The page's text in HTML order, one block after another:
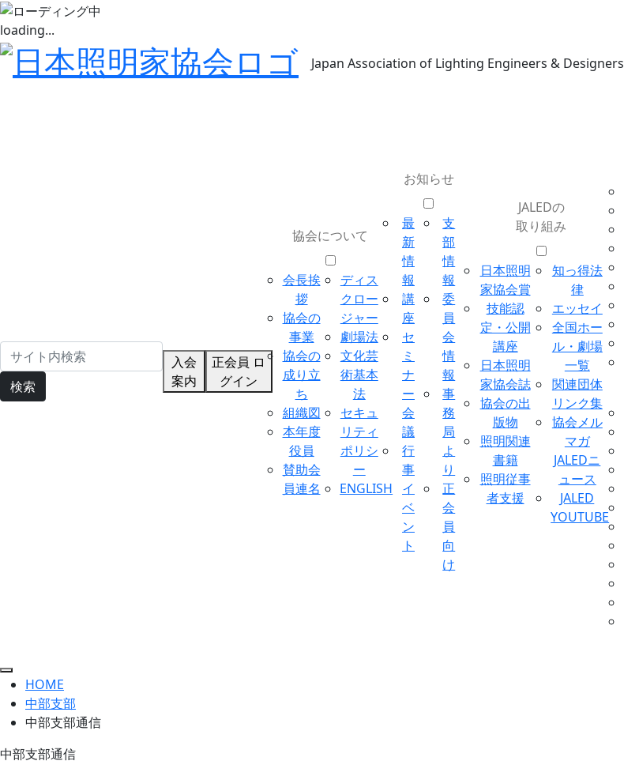
loading...
Japan Association of Lighting Engineers & Designers
検索
入会
案内
正会員 ロ
グイン
協会について
会長挨
拶
協会の
事業
協会の
成り立
ち
組織図
本年度
役員
賛助会
員連名
ディス
クロー
ジャー
劇場法
文化芸
術基本
法
セキュ
リティ
ポリシ
ー
ENGLISH
お知らせ
最
新
情
報
講
座
セ
ミ
ナ
ー
会
議
行
事
イ
ベ
ン
ト
支
部
情
報
委
員
会
情
報
事
務
局
よ
り
正
会
員
向
け
JALEDの
取り組み
日本照明
家協会賞
技能認
定・公開
講座
日本照明
家協会誌
協会の出
版物
照明関連
書籍
照明従事
者支援
知っ得法
律
エッセイ
全国ホー
ル・劇場
一覧
関連団体
リンク集
協会メル
マガ
JALEDニ
ュース
JALED
YOUTUBE
HOME
中部支部
中部支部通信
中部支部通信